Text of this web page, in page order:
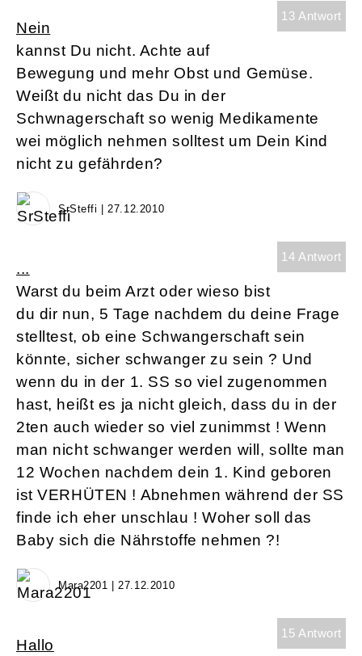
13 Antwort
Nein
kannst Du nicht. Achte auf
Bewegung und mehr Obst und Gemüse.
Weißt du nicht das Du in der
Schwnagerschaft so wenig Medikamente
wei möglich nehmen solltest um Dein Kind
nicht zu gefährden?
SrSteffi | 27.12.2010
14 Antwort
...
Warst du beim Arzt oder wieso bist
du dir nun, 5 Tage nachdem du deine Frage
stelltest, ob eine Schwangerschaft sein
könnte, sicher schwanger zu sein ? Und
wenn du in der 1. SS so viel zugenommen
hast, heißt es ja nicht gleich, dass du in der
2ten auch wieder so viel zunimmst ! Wenn
man nicht schwanger werden will, sollte man
12 Wochen nachdem dein 1. Kind geboren
ist VERHÜTEN ! Abnehmen während der SS
finde ich eher unschlau ! Woher soll das
Baby sich die Nährstoffe nehmen ?!
Mara2201 | 27.12.2010
15 Antwort
Hallo